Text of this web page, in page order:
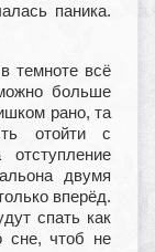
паника.
темноте всё
больше
рано, та
отойти с
двумя
вперёд.
спать как
сне, чтоб не